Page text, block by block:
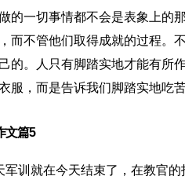
的一切事情都不会是表象上的
而不管他们取得成就的过程。
的。人只有脚踏实地才能有所
服，而是告诉我们脚踏实地吃
文篇5
军训就在今天结束了，在教官的